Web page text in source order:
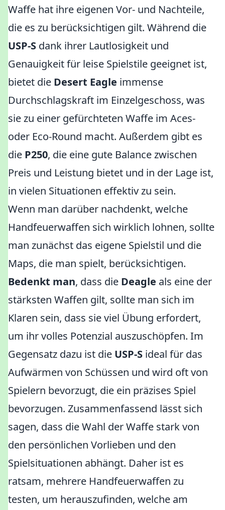
Waffe hat ihre eigenen Vor- und Nachteile,
die es zu berücksichtigen gilt. Während die
USP-S dank ihrer Lautlosigkeit und
Genauigkeit für leise Spielstile geeignet ist,
bietet die Desert Eagle immense
Durchschlagskraft im Einzelgeschoss, was
sie zu einer gefürchteten Waffe im Aces-
oder Eco-Round macht. Außerdem gibt es
die P250, die eine gute Balance zwischen
Preis und Leistung bietet und in der Lage ist,
in vielen Situationen effektiv zu sein.
Wenn man darüber nachdenkt, welche
Handfeuerwaffen sich wirklich lohnen, sollte
man zunächst das eigene Spielstil und die
Maps, die man spielt, berücksichtigen.
Bedenkt man, dass die Deagle als eine der
stärksten Waffen gilt, sollte man sich im
Klaren sein, dass sie viel Übung erfordert,
um ihr volles Potenzial auszuschöpfen. Im
Gegensatz dazu ist die USP-S ideal für das
Aufwärmen von Schüssen und wird oft von
Spielern bevorzugt, die ein präzises Spiel
bevorzugen. Zusammenfassend lässt sich
sagen, dass die Wahl der Waffe stark von
den persönlichen Vorlieben und den
Spielsituationen abhängt. Daher ist es
ratsam, mehrere Handfeuerwaffen zu
testen, um herauszufinden, welche am